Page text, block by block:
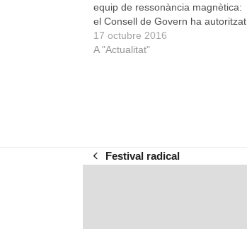
equip de ressonància magnètica:
el Consell de Govern ha autoritzat
la despesa per a la instal·lació,
l’adequació d’espais i la posada
17 octubre 2016
A "Actualitat"
previous
Festival radical